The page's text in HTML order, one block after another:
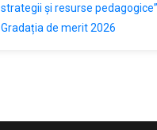
strategii și resurse pedagogice”
Gradația de merit 2026